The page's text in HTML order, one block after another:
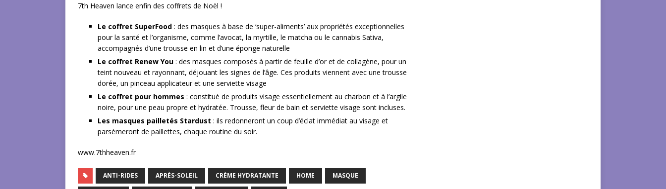
7th Heaven lance enfin des coffrets de Noël !
Le coffret SuperFood : des masques à base de ‘super-aliments’ aux propriétés exceptionnelles
pour la santé et l’organisme, comme l’avocat, la myrtille, le matcha ou le cannabis Sativa,
accompagnés d’une trousse en lin et d’une éponge naturelle
Le coffret Renew You : des masques composés à partir de feuille d’or et de collagène, pour un
teint nouveau et rayonnant, déjouant les signes de l’âge. Ces produits viennent avec une trousse
dorée, un pinceau applicateur et une serviette visage
Le coffret pour hommes : constitué de produits visage essentiellement au charbon et à l’argile
noire, pour une peau propre et hydratée. Trousse, fleur de bain et serviette visage sont incluses.
Les masques pailletés Stardust : ils redonneront un coup d’éclat immédiat au visage et
parsèmeront de paillettes, chaque routine du soir.
www.7thheaven.fr
ANTI-RIDES APRÈS-SOLEIL CRÈME HYDRATANTE HOME MASQUE